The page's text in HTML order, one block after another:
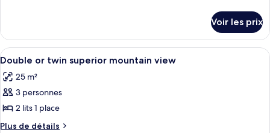
chambre :
Double
or
twin
superior
side
sea
view
le
type
de
Double
or
superior
side
Voir les prix
Afficher
toutes
les
photos
pour
ce
Une chambre d’hôtel moderne,
3
Double or twin superior mountain view
25 m²
3 personnes
2 lits 1 place
Plus de détails
Plus